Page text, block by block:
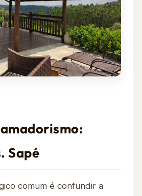
Sapé
comum é confundir a